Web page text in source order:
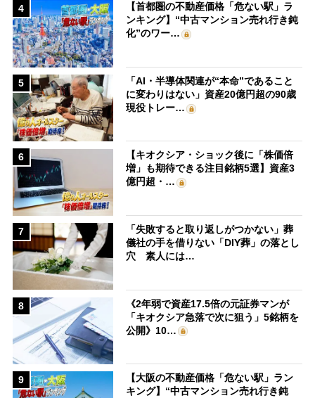
4
【首都圏の不動産価格「危ない駅」ラ
ンキング】“中古マンション売れ行き鈍
化”のワー…
5
「AI・半導体関連が“本命”であること
に変わりはない」資産20億円超の90歳
現役トレー…
6
【キオクシア・ショック後に「株価倍
増」も期待できる注目銘柄5選】資産3
億円超・…
7
「失敗すると取り返しがつかない」葬
儀社の手を借りない「DIY葬」の落とし
穴 素人には…
8
《2年弱で資産17.5倍の元証券マンが
「キオクシア急落で次に狙う」5銘柄を
公開》10…
9
【大阪の不動産価格「危ない駅」ラン
キング】“中古マンション売れ行き鈍